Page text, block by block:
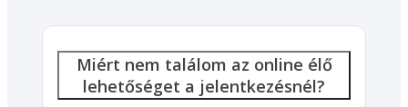
Miért nem találom az online élő
lehetőséget a jelentkezésnél?